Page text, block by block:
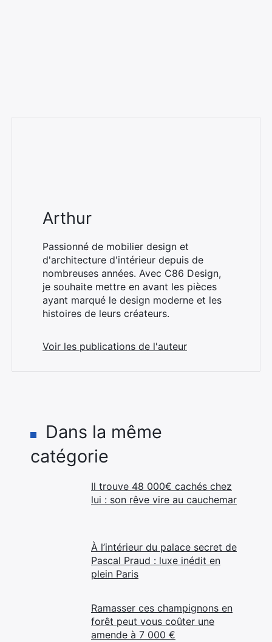
Arthur
Passionné de mobilier design et
d'architecture d'intérieur depuis de
nombreuses années. Avec C86 Design,
je souhaite mettre en avant les pièces
ayant marqué le design moderne et les
histoires de leurs créateurs.
Voir les publications de l'auteur
Dans la même
catégorie
Il trouve 48 000€ cachés chez
lui : son rêve vire au cauchemar
À l’intérieur du palace secret de
Pascal Praud : luxe inédit en
plein Paris
Ramasser ces champignons en
forêt peut vous coûter une
amende à 7 000 €